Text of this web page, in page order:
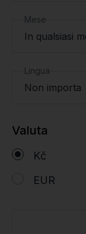
Mese
In qualsiasi
Lingua
Non importa
Valuta
Kč
EUR